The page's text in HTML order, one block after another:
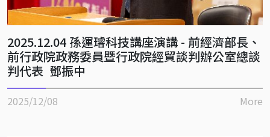
2025.12.04 孫運璿科技講座演講 - 前經濟部長、
前行政院政務委員暨行政院經貿談判辦公室總談
判代表 鄧振中
2025/12/08 More